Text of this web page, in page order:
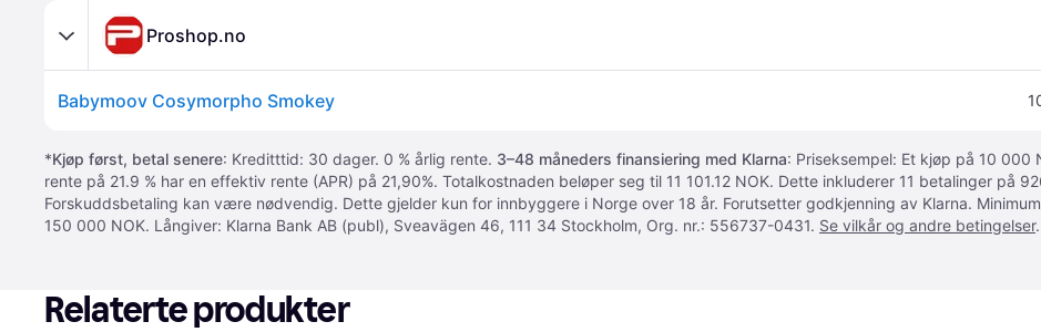
Proshop.no
Babymoov Cosymorpho Smokey
*Kjøp først, betal senere: Kreditttid: 30 dager. 0 % årlig rente. 3–48 måneders finansiering med Klarna: Priseksempel: Et kjøp på 10 000
rente på 21.9 % har en effektiv rente (APR) på 21,90%. Totalkostnaden beløper seg til 11 101.12 NOK. Dette inkluderer 11 betalinger på
Forskuddsbetaling kan være nødvendig. Dette gjelder kun for innbyggere i Norge over 18 år. Forutsetter godkjenning av Klarna.
150 000 NOK. Långiver: Klarna Bank AB (publ), Sveavägen 46, 111 34 Stockholm, Org. nr.: 556737-0431. Se vilkår og andre betingelser.
Relaterte produkter